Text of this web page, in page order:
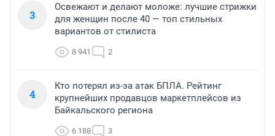
3
Освежают и делают моложе: лучшие стрижки
для женщин после 40 — топ стильных
вариантов от стилиста
8 941 2
4
Кто потерял из-за атак БПЛА. Рейтинг
крупнейших продавцов маркетплейсов из
Байкальского региона
6 188 3